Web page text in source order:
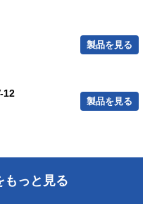
製品を見る
12
製品を見る
もっと見る